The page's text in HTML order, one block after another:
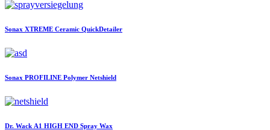
Sonax XTREME Ceramic QuickDetailer
Sonax PROFILINE Polymer Netshield
Dr. Wack A1 HIGH END Spray Wax